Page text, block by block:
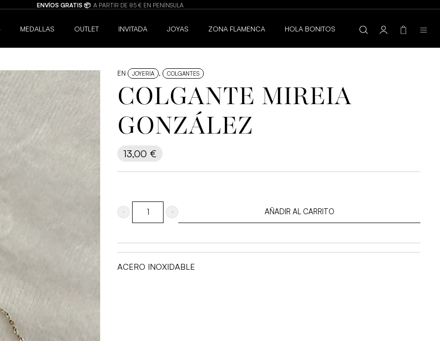
BISUTERÍA DE CALIDAD 💍JOYAS HIPOALERGÉNICAS Y RESISTENTES AL AGUA
MEDALLAS OUTLET INVITADA JOYAS ZONA FLAMENCA HOLA BONITOS
EN JOYERÍA , COLGANTES
COLGANTE MIREIA
GONZÁLEZ
13,00 €
COLGANTE
GONZÁLEZ
AÑADIR AL CARRITO
ACERO INOXIDABLE